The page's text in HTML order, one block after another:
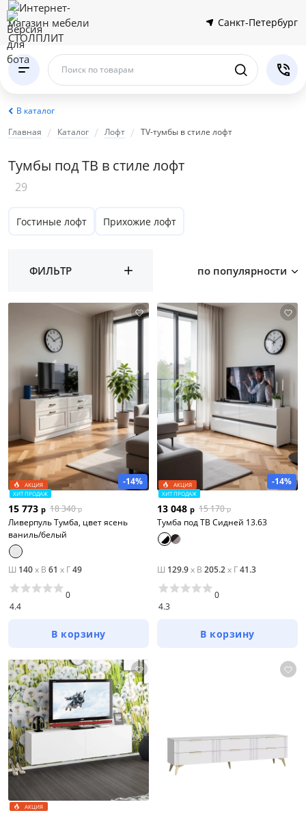
Санкт-Петербург
Поиск по товарам
В каталог
Главная
Каталог Лофт TV-тумбы в стиле лофт
Тумбы под ТВ в стиле лофт
29
Гостиные лофт Прихожие лофт
ФИЛЬТР по популярности
-14%
АКЦИЯ
ХИТ ПРОДАЖ
15 773 р 18 340 р
Ливерпуль Тумба, цвет ясень
ваниль/белый
Ш 140x В 61 x Г49
4.4
0
В корзину
-14%
АКЦИЯ
ХИТ ПРОДАЖ
13 048 р 15 170 р
Тумба под ТВ Сидней 13.63
Ш 129.9x В 205.2x Г41.3
4.3
0
В корзину
АКЦИЯ